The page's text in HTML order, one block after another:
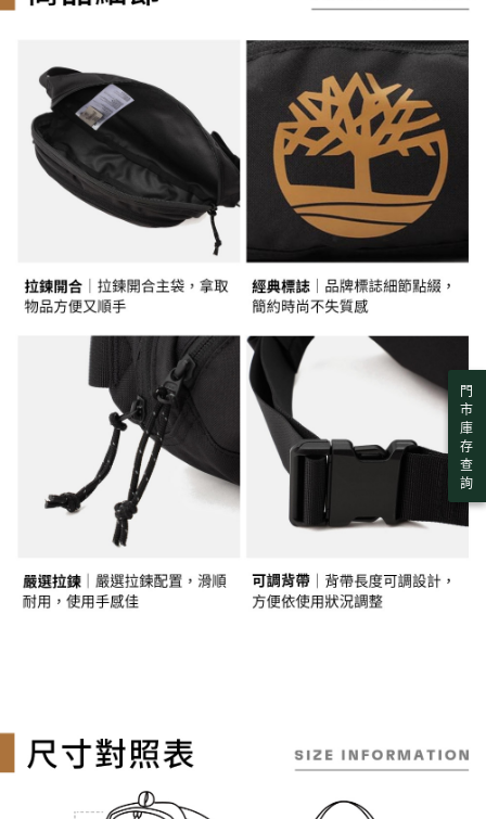
資料（包含姓名、電話或地址）提供予台灣大哥大進項蒐集、處理及利用，
由本公司與您本人進行分期帳單所需資料之確認、核對及更正。
3.完整用戶服務條款，請詳閱以下連結：
https://oppay.tw/userRule
購買商品的店家。未經商家同意取消之訂單仍視為有效，需透過AFTEE先享
※ 交易是否成功請以「AFTEE先享後付 」之結帳頁面顯示為準，若有關於
是否繳費成功／繳費後需取消欲退款等相關疑問，請聯繫「AFTEE先享後付
客戶支援中心」https://netprotections.freshdesk.com/support/home
【注意事項】
１．透過由恩沛科技股份有限公司提供之「AFTEE先享後付」服務完成之交
易，需依本服務之必要範圍內提供個人資料，並將交易相關給付款項請求債
權轉讓予恩沛科技股份有限公司。
２．關於個人資料處理事宜，請瀏覽以下網址：
https://aftee.tw/terms/#terms3
３．未成年的使用者請事先徵得法定代理人或監護人之同意方可使用
「AFTEE先享後付」，若未經同意申辦者引起之損失，本公司不負相關責
任。
４．使用「AFTEE先享後付」時，將依據個別帳號之用戶狀況，依本公司即
請求用戶進行身份認證。
５．嚴禁一人註冊多個帳號或使用他人資訊註冊。若發現惡意使用之情形，
恩沛科技股份有限公司將有權停止該用戶之使用額度並採取法律行動。
每筆NT$130，滿NT$2,000(含以上)免運費
每筆NT$130，滿NT$2,000(含以上)免運費
7-11取貨付款
每筆NT$130，滿NT$2,000(含以上)免運費
付款後7-11取貨
每筆NT$130，滿NT$2,000(含以上)免運費
每筆NT$130，滿NT$2,000(含以上)免運費
門
市
庫
存
查
詢